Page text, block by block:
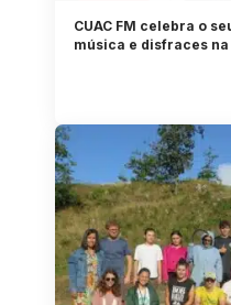
CUAC FM celebra o
música e disfraces